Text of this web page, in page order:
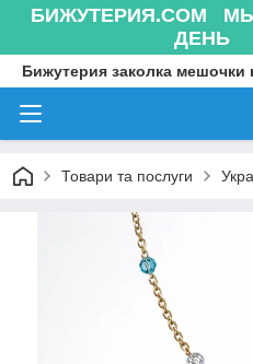
БИЖУТЕРИЯ.COM
Бижутерия заколка
Товари та послуги